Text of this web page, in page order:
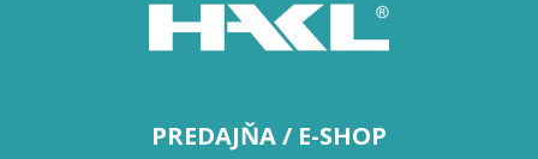
PREDAJŇA / E-SHOP